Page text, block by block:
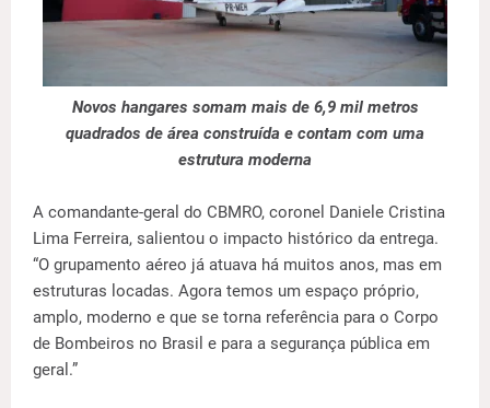
Novos hangares somam mais de 6,9 mil metros
quadrados de área construída e contam com uma
estrutura moderna
A comandante-geral do CBMRO, coronel Daniele Cristina
Lima Ferreira, salientou o impacto histórico da entrega.
“O grupamento aéreo já atuava há muitos anos, mas em
estruturas locadas. Agora temos um espaço próprio,
amplo, moderno e que se torna referência para o Corpo
de Bombeiros no Brasil e para a segurança pública em
geral.”